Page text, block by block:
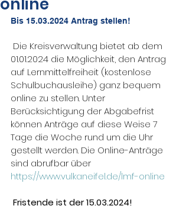
Bis 15.03.2024 Antrag stellen!
Die Kreisverwaltung bietet ab dem
01.01.2024 die Möglichkeit, den Antrag
auf Lernmittelfreiheit (kostenlose
Schulbuchausleihe) ganz bequem
online zu stellen. Unter
Berücksichtigung der Abgabefrist
können Anträge auf diese Weise 7
Tage die Woche rund um die Uhr
gestellt werden. Die Online-Anträge
sind abrufbar über
https://www.vulkaneifel.de/lmf-online
Fristende ist der 15.03.2024!